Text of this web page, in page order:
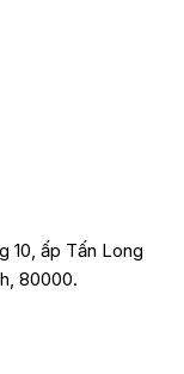
10, ấp Tấn Long
80000.